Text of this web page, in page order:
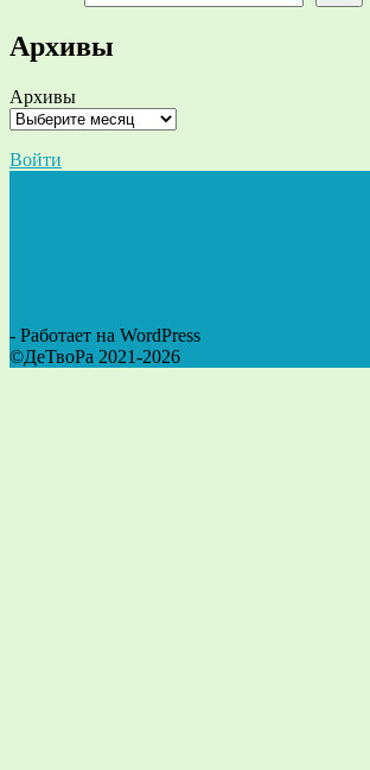
Архивы
Архивы
Войти
- Работает на WordPress
©ДеТвоРа 2021-2026